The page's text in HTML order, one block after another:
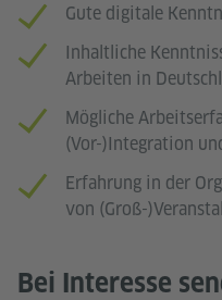
Gute digitale
Inhaltliche
Arbeiten in
Mögliche
(Vor-)Integration
Erfahrung in der
von (Groß-
Bei Interesse